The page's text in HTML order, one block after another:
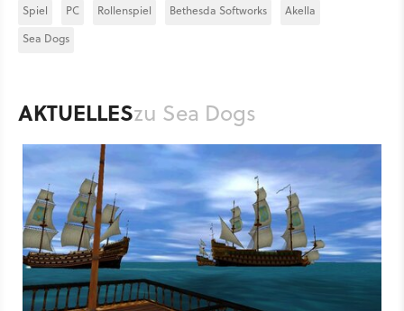
Spiel PC Rollenspiel Bethesda Softworks
Akella
Sea Dogs
AKTUELLESzu Sea Dogs